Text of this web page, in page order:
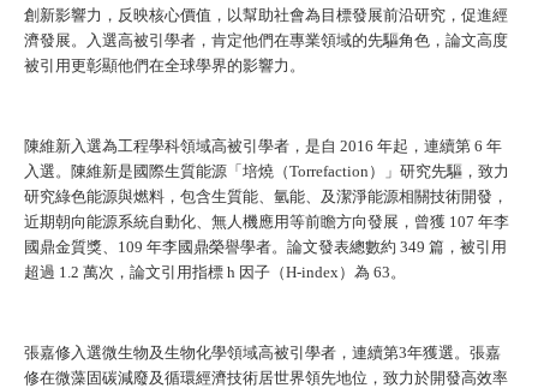
創新影響力，反映核心價值，以幫助社會為目標發展前沿研究，促進經
濟發展。入選高被引學者，肯定他們在專業領域的先驅角色，論文高度
被引用更彰顯他們在全球學界的影響力。
陳維新入選為工程學科領域高被引學者，是自 2016 年起，連續第 6 年
入選。陳維新是國際生質能源「培燒（Torrefaction）」研究先驅，致力
研究綠色能源與燃料，包含生質能、氫能、及潔淨能源相關技術開發，
近期朝向能源系統自動化、無人機應用等前瞻方向發展，曾獲 107 年李
國鼎金質獎、109 年李國鼎榮譽學者。論文發表總數約 349 篇，被引用
超過 1.2 萬次，論文引用指標 h 因子（H-index）為 63。
張嘉修入選微生物及生物化學領域高被引學者，連續第3年獲選。張嘉
修在微藻固碳減廢及循環經濟技術居世界領先地位，致力於開發高效率